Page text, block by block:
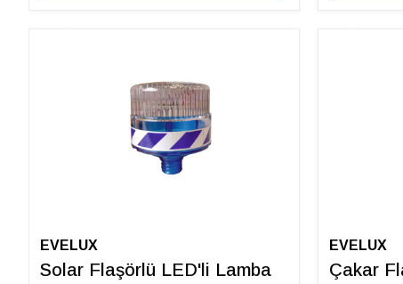
EVELUX
Solar Flaşörlü LED'li Lamba
EVELUX
Çakar